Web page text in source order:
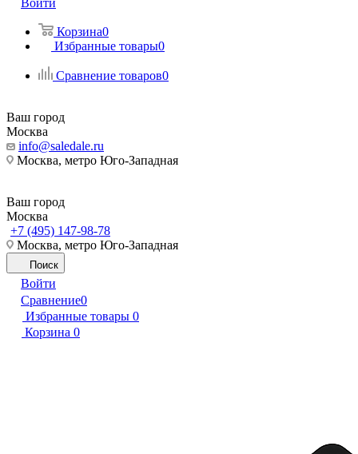
Войти
Корзина0
Избранные товары0
Сравнение товаров0
Ваш город
Москва
info@saledale.ru
Москва, метро Юго-Западная
Ваш город
Москва
+7 (495) 147-98-78
Москва, метро Юго-Западная
Поиск
Войти
Сравнение0
Избранные товары 0
Корзина 0